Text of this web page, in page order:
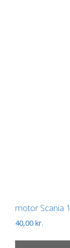
motor Scania
40,00 kr.